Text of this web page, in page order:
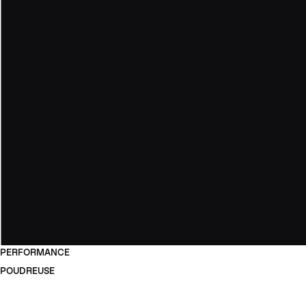
PERFORMANCE
POUDREUSE